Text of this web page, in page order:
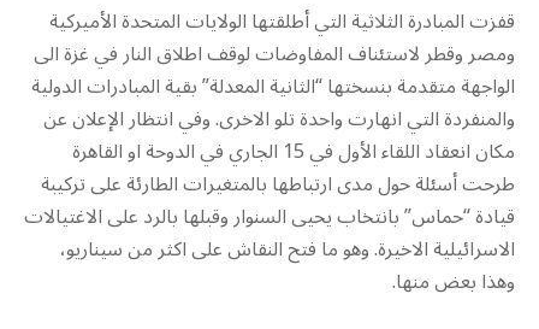
قفزت المبادرة الثلاثية التي أطلقتها الولايات المتحدة الأميركية
ومصر وقطر لاستئناف المفاوضات لوقف اطلاق النار في غزة الى
الواجهة متقدمة بنسختها “الثانية المعدلة” بقية المبادرات الدولية
والمنفردة التي انهارت واحدة تلو الاخرى. وفي انتظار الإعلان عن
مكان انعقاد اللقاء الأول في 15 الجاري في الدوحة او القاهرة
طرحت أسئلة حول مدى ارتباطها بالمتغيرات الطارئة على تركيبة
قيادة “حماس” بانتخاب يحيى السنوار وقبلها بالرد على الاغتيالات
الاسرائيلية الاخيرة. وهو ما فتح النقاش على اكثر من سيناريو،
وهذا بعض منها.